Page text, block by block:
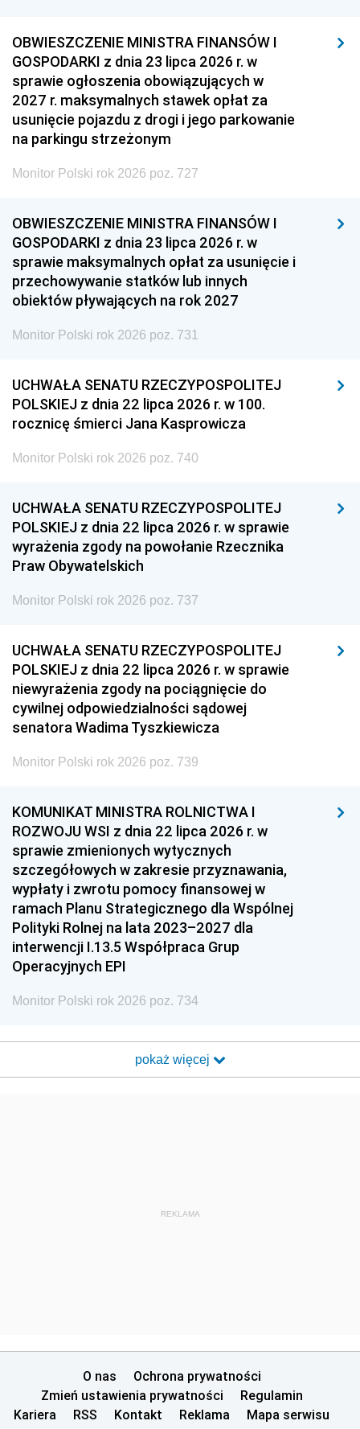
OBWIESZCZENIE MINISTRA FINANSÓW I
GOSPODARKI z dnia 23 lipca 2026 r. w
sprawie ogłoszenia obowiązujących w
2027 r. maksymalnych stawek opłat za
usunięcie pojazdu z drogi i jego parkowanie
na parkingu strzeżonym
Monitor Polski rok 2026 poz. 727
OBWIESZCZENIE MINISTRA FINANSÓW I
GOSPODARKI z dnia 23 lipca 2026 r. w
sprawie maksymalnych opłat za usunięcie i
przechowywanie statków lub innych
obiektów pływających na rok 2027
Monitor Polski rok 2026 poz. 731
UCHWAŁA SENATU RZECZYPOSPOLITEJ
POLSKIEJ z dnia 22 lipca 2026 r. w 100.
rocznicę śmierci Jana Kasprowicza
Monitor Polski rok 2026 poz. 740
UCHWAŁA SENATU RZECZYPOSPOLITEJ
POLSKIEJ z dnia 22 lipca 2026 r. w sprawie
wyrażenia zgody na powołanie Rzecznika
Praw Obywatelskich
Monitor Polski rok 2026 poz. 737
UCHWAŁA SENATU RZECZYPOSPOLITEJ
POLSKIEJ z dnia 22 lipca 2026 r. w sprawie
niewyrażenia zgody na pociągnięcie do
cywilnej odpowiedzialności sądowej
senatora Wadima Tyszkiewicza
Monitor Polski rok 2026 poz. 739
KOMUNIKAT MINISTRA ROLNICTWA I
ROZWOJU WSI z dnia 22 lipca 2026 r. w
sprawie zmienionych wytycznych
szczegółowych w zakresie przyznawania,
wypłaty i zwrotu pomocy finansowej w
ramach Planu Strategicznego dla Wspólnej
Polityki Rolnej na lata 2023–2027 dla
interwencji I.13.5 Współpraca Grup
Operacyjnych EPI
Monitor Polski rok 2026 poz. 734
pokaż więcej
REKLAMA
O nas
Ochrona prywatności
Zmień ustawienia prywatności
Regulamin
Kariera
RSS Kontakt Reklama Mapa serwisu